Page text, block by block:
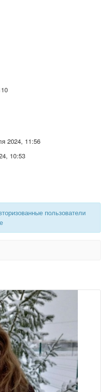
2024, 11:56
10:53
пользователи